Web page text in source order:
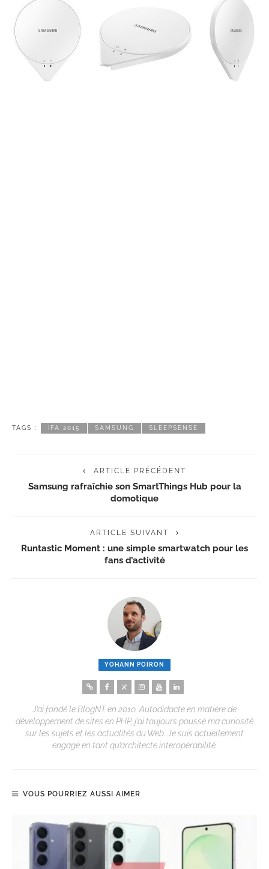
TAGS : IFA 2015 SAMSUNG SLEEPSENSE
ARTICLE PRÉCÉDENT
Samsung rafraîchie son SmartThings Hub pour la
domotique
ARTICLE SUIVANT
Runtastic Moment : une simple smartwatch pour les
fans d’activité
YOHANN POIRON
J’ai fondé le BlogNT en 2010. Autodidacte en matière de
développement de sites en PHP, j’ai toujours poussé ma curiosité
sur les sujets et les actualités du Web. Je suis actuellement
engagé en tant qu’architecte interopérabilité.
VOUS POURRIEZ AUSSI AIMER